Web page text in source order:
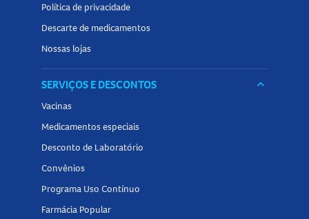
Política de privacidade
Descarte de medicamentos
Nossas lojas
SERVIÇOS E DESCONTOS keyboard_arrow_down
Vacinas
Medicamentos especiais
Desconto de Laboratório
Convênios
Programa Uso Contínuo
Farmácia Popular